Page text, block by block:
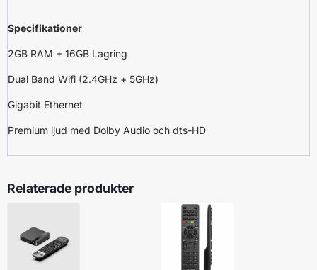
Specifikationer
2GB RAM + 16GB Lagring
Dual Band Wifi (2.4GHz + 5GHz)
Gigabit Ethernet
Premium ljud med Dolby Audio och dts-HD
Relaterade produkter